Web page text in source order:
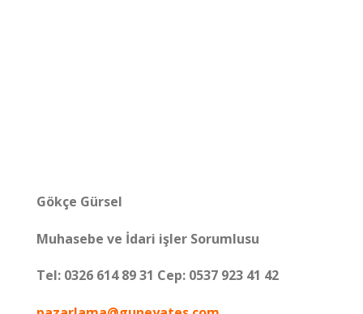
Gökçe Gürsel
Muhasebe ve İdari işler Sorumlusu
Tel: 0326 614 89 31 Cep: 0537 923 41 42